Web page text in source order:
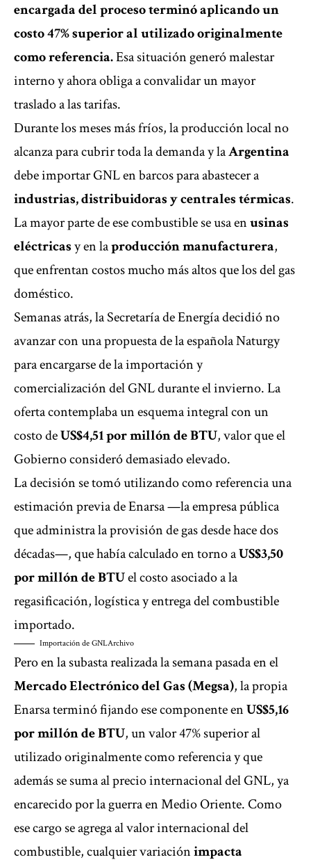
encargada del proceso terminó aplicando un
costo 47% superior al utilizado originalmente
como referencia.Esa situación generó malestar
interno y ahora obliga a convalidar un mayor
traslado a las tarifas.
Durante los meses más fríos, la producción local no
alcanza para cubrir toda la demanda y laArgentina
debe importar GNL en barcos para abastecer a
industrias, distribuidoras y centrales térmicas.
La mayor parte de ese combustible se usa enusinas
eléctricasy en laproducción manufacturera,
que enfrentan costos mucho más altos que los del gas
doméstico.
Semanas atrás, la Secretaría de Energía decidió no
avanzar con una propuesta de la española Naturgy
para encargarse de la importación y
comercialización del GNL durante el invierno. La
oferta contemplaba un esquema integral con un
costo deUS$4,51 por millón de BTU, valor que el
Gobierno consideró demasiado elevado.
La decisión se tomó utilizando como referencia una
estimación previa de Enarsa —la empresa pública
que administra la provisión de gas desde hace dos
décadas—, que había calculado en torno aUS$3,50
por millón de BTUel costo asociado a la
regasificación, logística y entrega del combustible
importado.
Importación de GNLArchivo
Pero en la subasta realizada la semana pasada en el
Mercado Electrónico del Gas (Megsa), la propia
Enarsa terminó fijando ese componente enUS$5,16
por millón de BTU, un valor 47% superior al
utilizado originalmente como referencia y que
además se suma al precio internacional del GNL, ya
encarecido por la guerra en Medio Oriente. Como
ese cargo se agrega al valor internacional del
combustible, cualquier variaciónimpacta